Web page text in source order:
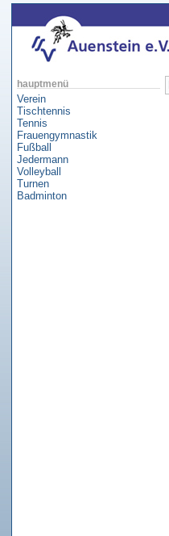
hauptmenü
Verein
Tischtennis
Tennis
Frauengymnastik
Fußball
Jedermann
Volleyball
Turnen
Badminton